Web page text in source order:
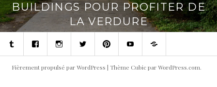
BUILDINGS POUR PROFITER DE
LA VERDURE
TumblrFacebookInstagramTwitterPinterestYoutubeContact
Fièrement propulsé par WordPress | Thème Cubic parWordPress.com.